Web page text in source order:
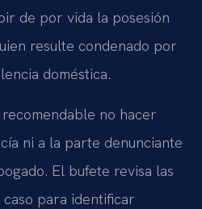
de por vida la posesión
resulte condenado por
doméstica.
no hacer
ni a la parte denunciante
El bufete revisa las
caso para identificar